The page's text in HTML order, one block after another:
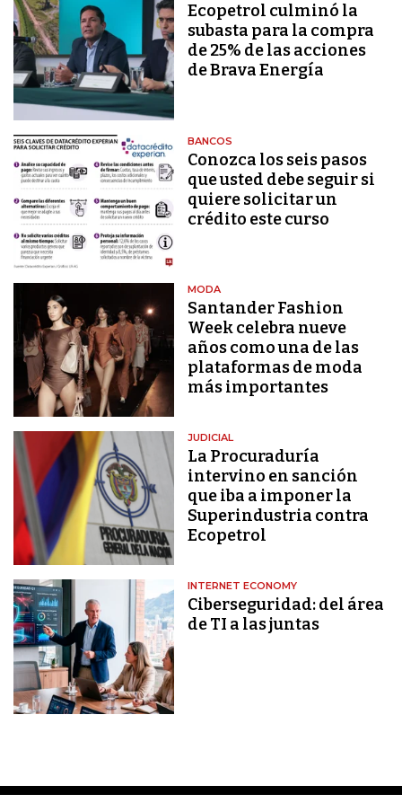
Ecopetrol culminó la
subasta para la compra
de 25% de las acciones
de Brava Energía
BANCOS
Conozca los seis pasos
que usted debe seguir si
quiere solicitar un
crédito este curso
MODA
Santander Fashion
Week celebra nueve
años como una de las
plataformas de moda
más importantes
JUDICIAL
La Procuraduría
intervino en sanción
que iba a imponer la
Superindustria contra
Ecopetrol
INTERNET ECONOMY
Ciberseguridad: del área
de TI a las juntas